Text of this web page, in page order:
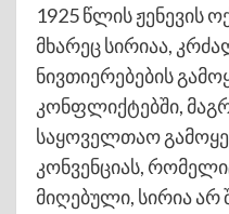
1925 წლის ჟენევის
მხარეც სირიაა,
ნივთიერებების
კონფლიქტებში,
საყოველთაო
კონვენციას,
მიღებული, სირია არ